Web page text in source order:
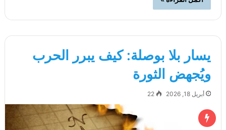
يسار بلا بوصلة: كيف يبرر الحرب
ويُجهض الثورة
أبريل 18, 2026 22